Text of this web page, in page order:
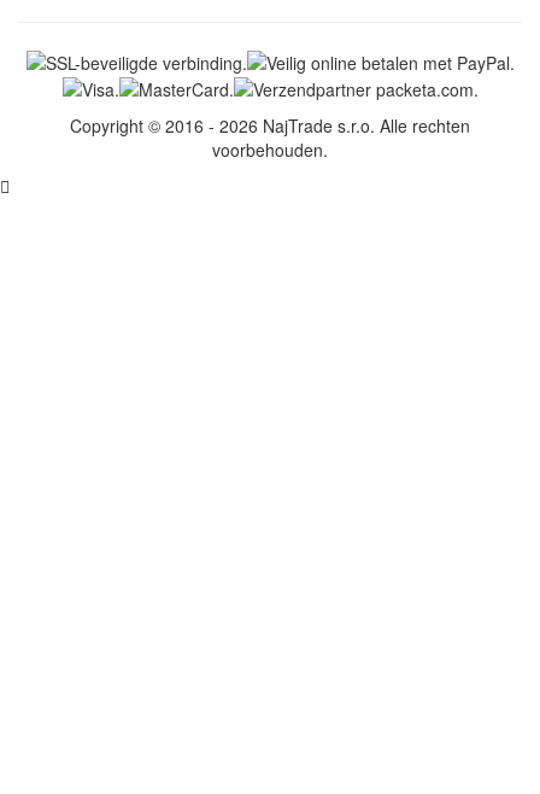
Copyright © 2016 - 2026 NajTrade s.r.o. Alle rechten
voorbehouden.